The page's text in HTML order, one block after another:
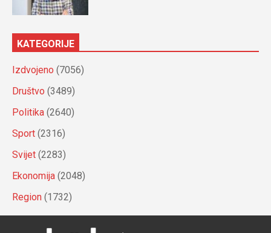
KATEGORIJE
Izdvojeno (7056)
Društvo (3489)
Politika (2640)
Sport (2316)
Svijet (2283)
Ekonomija (2048)
Region (1732)